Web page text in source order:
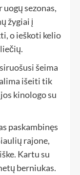
sezonas,
žygiai į
o ieškoti kelio
šeima
išeiti tik
kinologo su
paskambinęs
rajone,
Kartu su
berniukas.